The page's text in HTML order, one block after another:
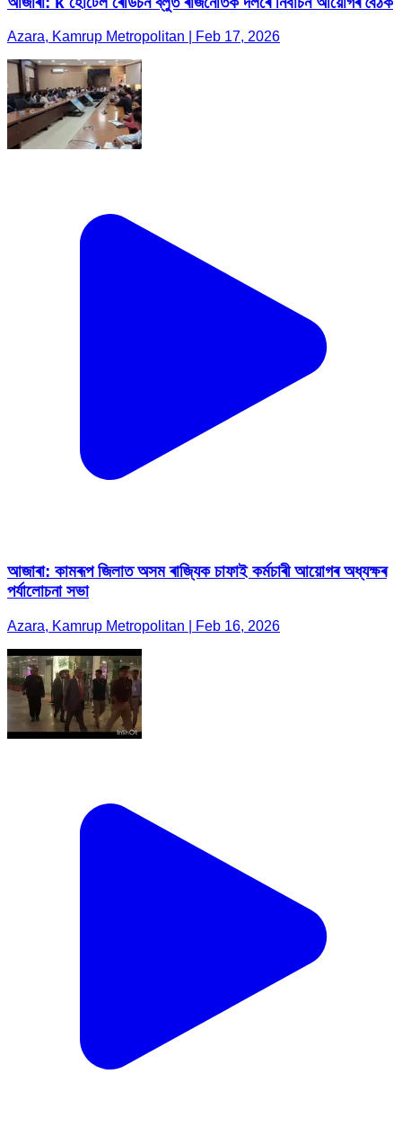
Azara, Kamrup Metropolitan | Feb 17, 2026
আজাৰা: কামৰূপ জিলাত অসম ৰাজ্যিক চাফাই কৰ্মচাৰী আয়োগৰ অধ্যক্ষৰ
পৰ্যালোচনা সভা
Azara, Kamrup Metropolitan | Feb 16, 2026